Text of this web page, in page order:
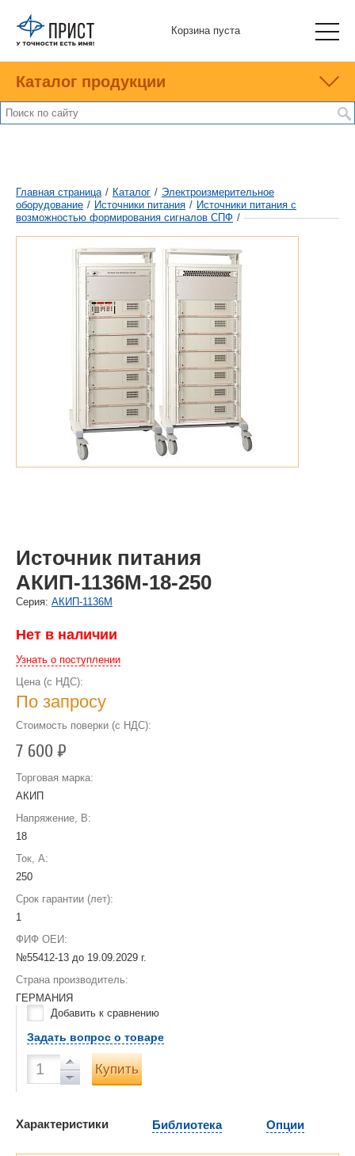
Корзина пуста
Каталог продукции
Главная страница / Каталог / Электроизмерительное
оборудование / Источники питания / Источники питания с
возможностью формирования сигналов СПФ /
Источник питания
АКИП-1136M-18-250
Cерия: АКИП-1136M
Нет в наличии
Узнать о поступлении
Цена (с НДС):
По запросу
Стоимость поверки (с НДС):
7 600Р
Торговая марка:
АКИП
Напряжение, В:
18
Ток, А:
250
Срок гарантии (лет):
1
ФИФ ОЕИ:
№55412-13 до 19.09.2029 г.
Страна производитель:
ГЕРМАНИЯ
Добавить к сравнению
Задать вопрос о товаре
Купить
Характеристики Библиотека Опции